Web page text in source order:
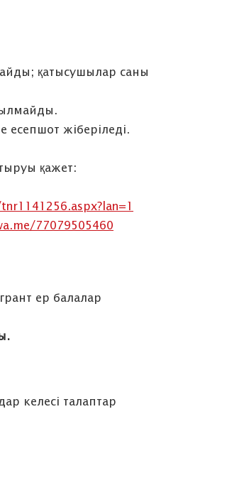
қатысушылар саны
есепшот жіберіледі.
қажет:
77079505460
ер балалар
келесі талаптар